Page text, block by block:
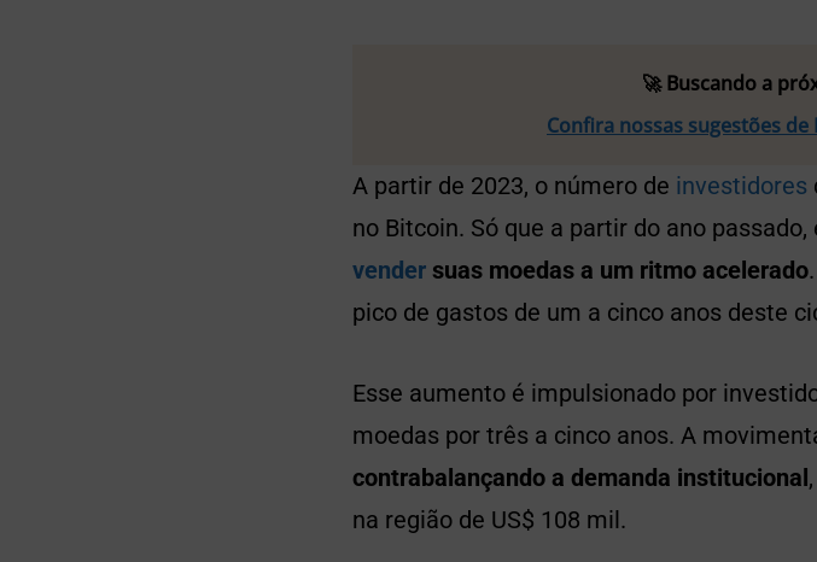
🚀 Buscando a
Confira nossas sugestões
A partir de 2023, o número de investidores
no Bitcoin. Só que a partir do ano
vender suas moedas a um ritmo acelerado
pico de gastos de um a cinco anos deste
Esse aumento é impulsionado por
moedas por três a cinco anos. A
contrabalançando a demanda institucional
na região de US$ 108 mil.